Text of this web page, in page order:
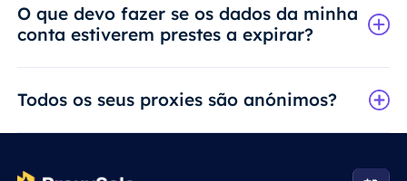
O que devo fazer se os dados da minha
conta estiverem prestes a expirar?
Todos os seus proxies são anónimos?